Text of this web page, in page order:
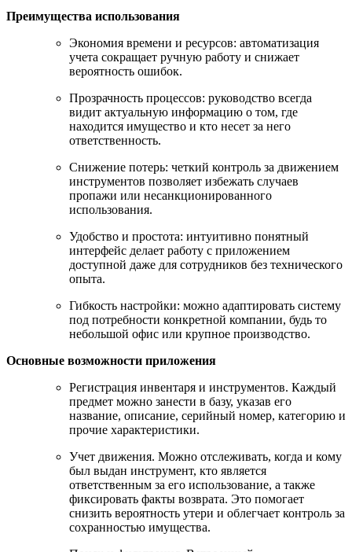
Преимущества использования
Экономия времени и ресурсов: автоматизация
учета сокращает ручную работу и снижает
вероятность ошибок.
Прозрачность процессов: руководство всегда
видит актуальную информацию о том, где
находится имущество и кто несет за него
ответственность.
Снижение потерь: четкий контроль за движением
инструментов позволяет избежать случаев
пропажи или несанкционированного
использования.
Удобство и простота: интуитивно понятный
интерфейс делает работу с приложением
доступной даже для сотрудников без технического
опыта.
Гибкость настройки: можно адаптировать систему
под потребности конкретной компании, будь то
небольшой офис или крупное производство.
Основные возможности приложения
Регистрация инвентаря и инструментов. Каждый
предмет можно занести в базу, указав его
название, описание, серийный номер, категорию и
прочие характеристики.
Учет движения. Можно отслеживать, когда и кому
был выдан инструмент, кто является
ответственным за его использование, а также
фиксировать факты возврата. Это помогает
снизить вероятность утери и облегчает контроль за
сохранностью имущества.